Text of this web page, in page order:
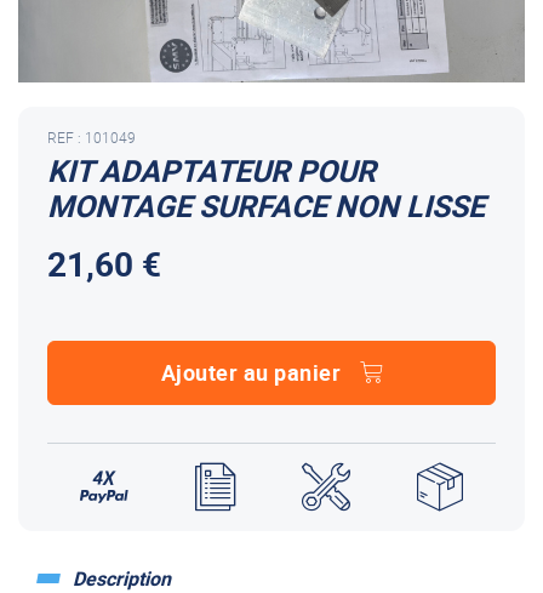
KIT ADAPTATEUR POUR
MONTAGE SURFACE NON LISSE
REF : 101049
21,60 €
Ajouter au panier
Description